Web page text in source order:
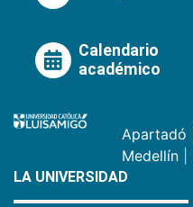
Calendario
académico
Apartadó
Medellín
LA UNIVERSIDAD